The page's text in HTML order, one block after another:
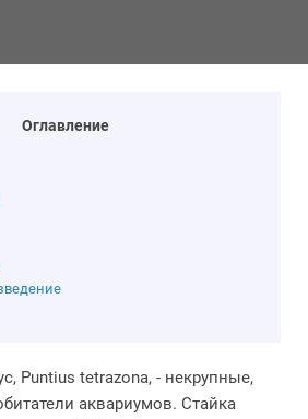
Оглавление
Puntius tetrazona, - некрупные,
аквариумов. Стайка